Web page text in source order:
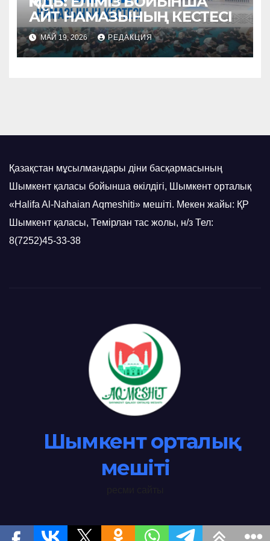
АЙТ НАМАЗЫНЫҢ КЕСТЕСІ
МАЙ 19, 2026 РЕДАКЦИЯ
Қазақстан мұсылмандары діни басқармасының
Шымкент қаласы бойынша өкілдігі, Шымкент орталық
«Halifa Al-Nahaian Aqmeshiti» мешіті. Мекен жайы: ҚР
Шымкент қаласы, Темірлан тас жолы, н/з Тел:
8(7252)45-33-38
Шымкент орталық
мешіті